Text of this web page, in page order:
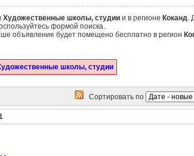
Художественные школы, студиии в регионе Коканд.
формой поиска.
объявление будет помещено бесплатно в регион
школы, студии
Сортировать по